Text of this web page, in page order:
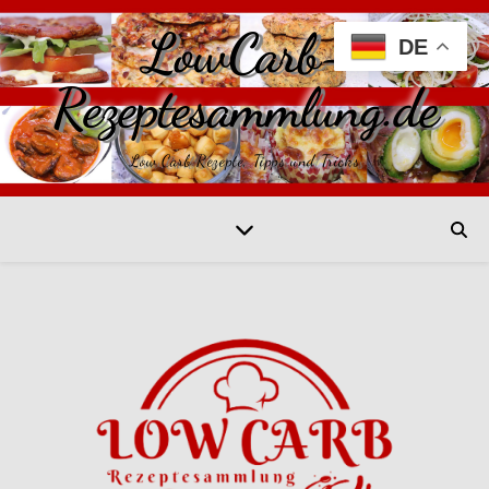
LowCarb-
Rezeptesammlung.de
Low Carb Rezepte, Tipps und Tricks
DE